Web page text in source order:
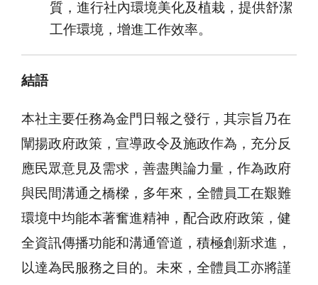
質，進行社內環境美化及植栽，提供舒潔
工作環境，增進工作效率。
結語
本社主要任務為金門日報之發行，其宗旨乃在
闡揚政府政策，宣導政令及施政作為，充分反
應民眾意見及需求，善盡輿論力量，作為政府
與民間溝通之橋樑，多年來，全體員工在艱難
環境中均能本著奮進精神，配合政府政策，健
全資訊傳播功能和溝通管道，積極創新求進，
以達為民服務之目的。未來，全體員工亦將謹